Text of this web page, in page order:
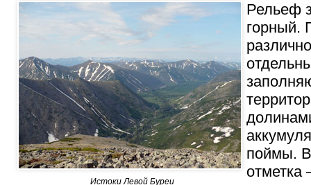
Истоки Левой Буреи
Рельеф
горный.
поймы.
отметка